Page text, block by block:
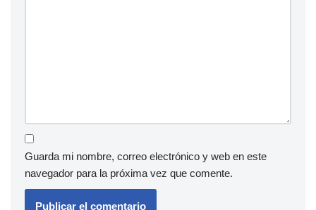
Guarda mi nombre, correo electrónico y web en este
navegador para la próxima vez que comente.